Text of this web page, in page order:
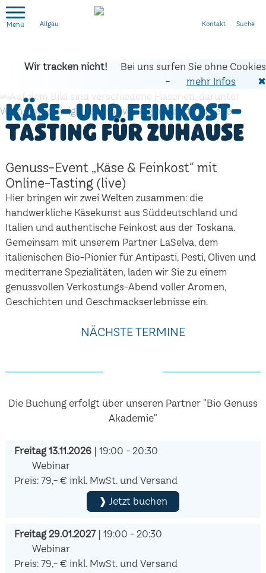
Allgäu
Wir tracken nicht!
Bei uns surfen Sie ohne Cookies
-
mehr Infos ✖
Käse- und Feinkost-
Tasting für zuhause
Genuss-Event „Käse & Feinkost“ mit
Online-Tasting (live)
Hier bringen wir zwei Welten zusammen: die
handwerkliche Käsekunst aus Süddeutschland und
Italien und authentische Feinkost aus der Toskana.
Gemeinsam mit unserem Partner LaSelva, dem
italienischen Bio-Pionier für Antipasti, Pesti, Oliven und
mediterrane Spezialitäten, laden wir Sie zu einem
genussvollen Verkostungs-Abend voller Aromen,
Geschichten und Geschmackserlebnisse ein.
NÄCHSTE TERMINE
Die Buchung erfolgt über unseren Partner "Bio Genuss
Akademie"
Freitag 13.11.2026| 19:00 - 20:30
Webinar
Preis: 79,- € inkl. MwSt. und Versand
❱ Jetzt buchen
Freitag 29.01.2027| 19:00 - 20:30
Webinar
Preis: 79,- € inkl. MwSt. und Versand